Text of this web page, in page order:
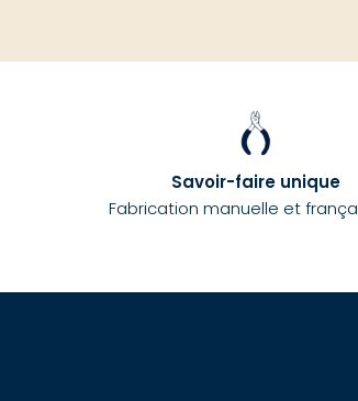
Savoir-faire unique
Fabrication manuelle et